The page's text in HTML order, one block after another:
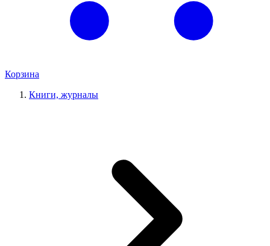
Корзина
Книги, журналы